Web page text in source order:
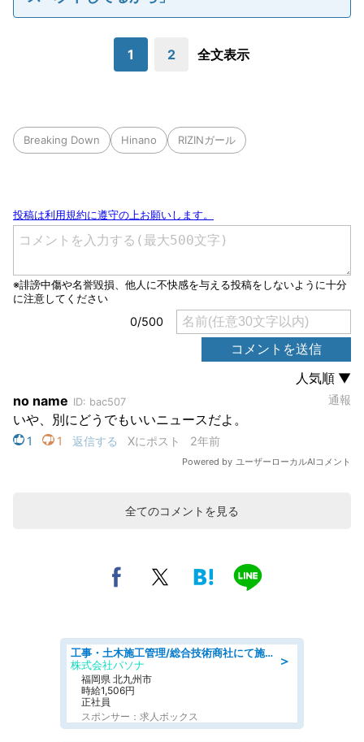
1 2 全文表示
Breaking Down Hinano RIZINガール
全てのコメントを見る
＞
工事・土木施工管理/総合技術商社にて施工管理のお仕事/即日勤務可/車通勤可/工事・土木施工管理/生産・品質管理
株式会社パソナ
福岡県 北九州市
時給1,506円
正社員
スポンサー：求人ボックス